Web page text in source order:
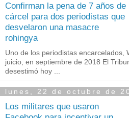
Confirman la pena de 7 años de
cárcel para dos periodistas que
desvelaron una masacre
rohingya
Uno de los periodistas encarcelados,
juicio, en septiembre de 2018 El
desestimó hoy ...
lunes, 22 de octubre de
Los militares que usaron